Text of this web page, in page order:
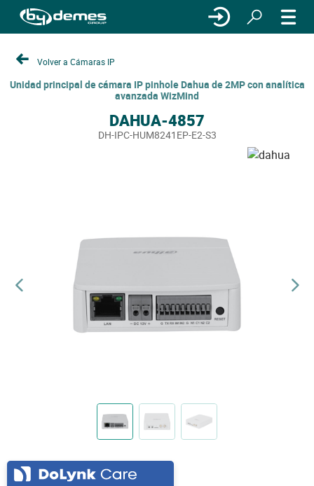
Volver a Cámaras IP
Unidad principal de cámara IP pinhole Dahua de 2MP con analítica
avanzada WizMind
DAHUA-4857
DH-IPC-HUM8241EP-E2-S3